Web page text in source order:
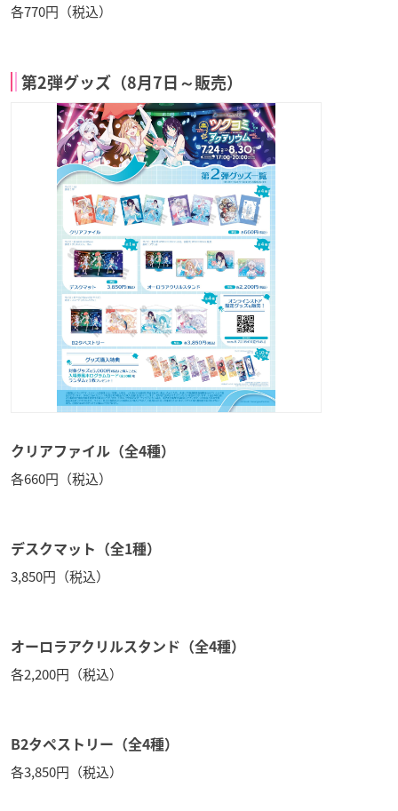
各770円（税込）
第2弾グッズ（8月7日～販売）
クリアファイル（全4種）
各660円（税込）
デスクマット（全1種）
3,850円（税込）
オーロラアクリルスタンド（全4種）
各2,200円（税込）
B2タペストリー（全4種）
各3,850円（税込）